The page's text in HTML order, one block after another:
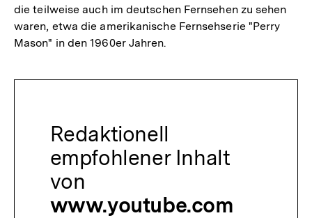
die teilweise auch im deutschen Fernsehen zu sehen
waren, etwa die amerikanische Fernsehserie "Perry
Mason" in den 1960er Jahren.
Redaktionell
empfohlener Inhalt
von
www.youtube.com